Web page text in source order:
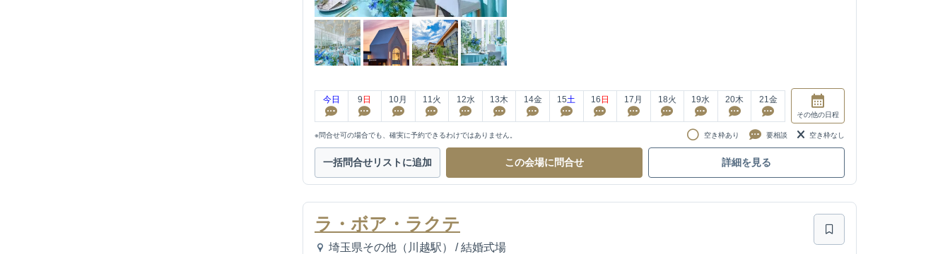
今日 9 日 10月 11 火 12水 13木 14金 15土 16 日 17 月 18火 19水 20木 21 金
その他の日程
※問合せ可の場合でも、確実に予約できるわけではありません。 空き枠あり 要相談 空き枠なし
一括問合せリストに追加 この会場に問合せ 詳細を見る
ラ・ボア・ラクテ
埼玉県その他（川越駅） / 結婚式場